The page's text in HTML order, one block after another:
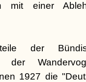
mit einer
der
der
1927 die